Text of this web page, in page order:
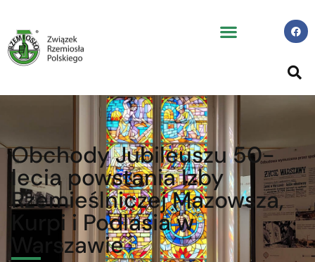
Obchody Jubileuszu 50-
lecia powstania Izby
Rzemieślniczej Mazowsza,
Kurpi i Podlasia w
Warszawie